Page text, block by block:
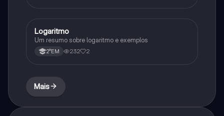
Matematica
Logaritmo
Um resumo sobre logaritmo e exemplos
2°EM 232 2
Mais